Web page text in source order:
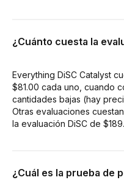
¿Cuánto cuesta la
Everything DiSC Catalyst
$81.00 cada uno, cuando
cantidades bajas (hay
Otras evaluaciones
la evaluación DiSC de
¿Cuál es la prueba de